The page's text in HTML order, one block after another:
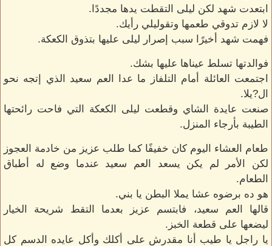
ابتعدت شهد لكن ليلى التقطت يدها مجددًا.
لا لازم تدوقي طعمها وتقوليلي رأيك.
فهمت شهد أخيرًا سبب إصرار ليلى عليها بتذوق الكعكة.
فوالدتها تسلط عيناها عليها بشك.
اجتمعت العائلة أمام التلفاز ما عدا العم سعيد الذي إتجه نحو
ال?يلا.
صنعت عايدة الشاي وقطعت ليلى الكعكة التي فاحت رائحتها
الطيبة بأرجاء المنزل.
طعام العشاء اليوم كان خفيفًا كما طلب عزيز من خادمة العجوز
لكن الأمر لم يكن يسعد العم سعيد عندما وضع له أطباق
الطعام.
هو ده برضوه عشا يملا البطن يا بني.
قالها العم سعيد، فابتسم عزيز بعدما التقط شريحة الخيار
ليضعها على قطعة الخبز.
يا راجل يا طيب أنا مقدرش على أكلك وأكل عايده الدسم كل